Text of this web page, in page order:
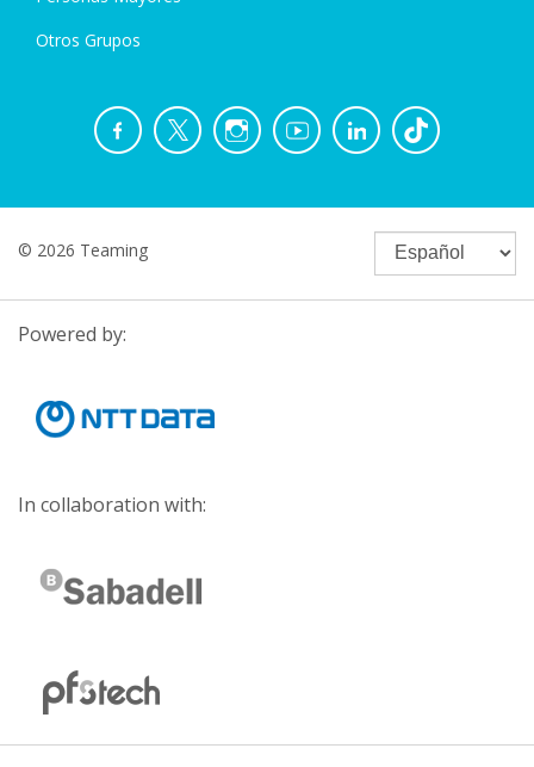
Otros Grupos
© 2026 Teaming
Powered by:
In collaboration with: